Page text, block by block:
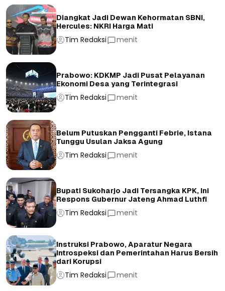
Diangkat Jadi Dewan Kehormatan SBNI,
Hercules: NKRI Harga Mati
Tim Redaksi menit
Prabowo: KDKMP Jadi Pusat Pelayanan
Ekonomi Desa yang Terintegrasi
Tim Redaksi menit
Belum Putuskan Pengganti Febrie, Istana
Tunggu Usulan Jaksa Agung
Tim Redaksi menit
Bupati Sukoharjo Jadi Tersangka KPK, Ini
Respons Gubernur Jateng Ahmad Luthfi
Tim Redaksi menit
Instruksi Prabowo, Aparatur Negara
Introspeksi dan Pemerintahan Harus Bersih
dari Korupsi
Tim Redaksi menit